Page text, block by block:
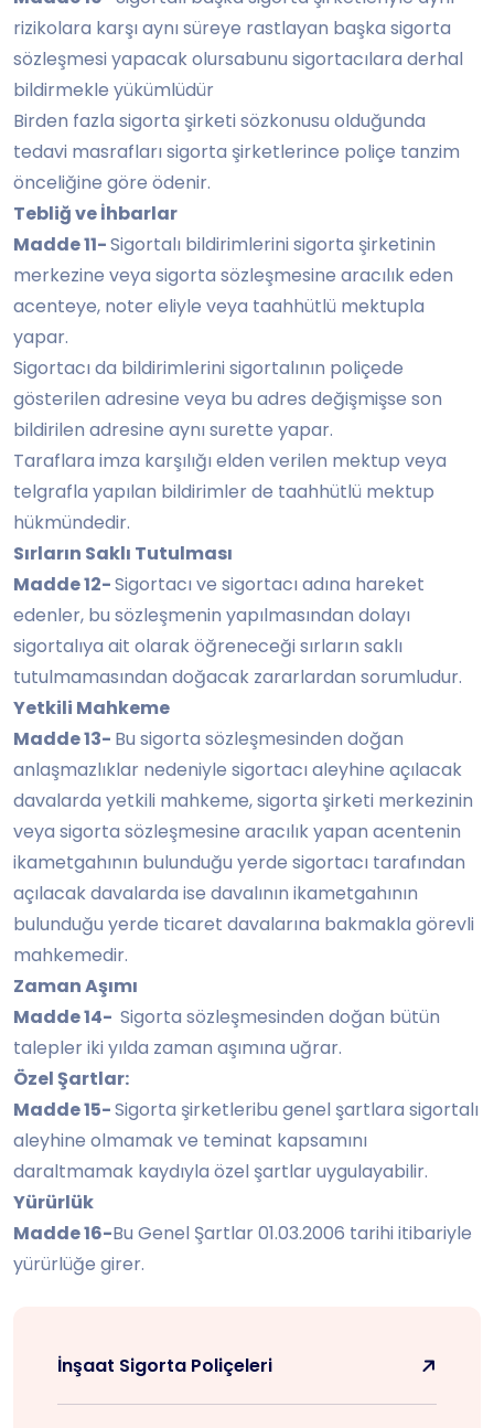
rizikolara karşı aynı süreye rastlayan başka sigorta
sözleşmesi yapacak olursabunu sigortacılara derhal
bildirmekle yükümlüdür
Birden fazla sigorta şirketi sözkonusu olduğunda
tedavi masrafları sigorta şirketlerince poliçe tanzim
önceliğine göre ödenir.
Tebliğ ve İhbarlar
Madde 11-Sigortalı bildirimlerini sigorta şirketinin
merkezine veya sigorta sözleşmesine aracılık eden
acenteye, noter eliyle veya taahhütlü mektupla
yapar.
Sigortacı da bildirimlerini sigortalının poliçede
gösterilen adresine veya bu adres değişmişse son
bildirilen adresine aynı surette yapar.
Taraflara imza karşılığı elden verilen mektup veya
telgrafla yapılan bildirimler de taahhütlü mektup
hükmündedir.
Sırların Saklı Tutulması
Madde 12-Sigortacı ve sigortacı adına hareket
edenler, bu sözleşmenin yapılmasından dolayı
sigortalıya ait olarak öğreneceği sırların saklı
tutulmamasından doğacak zararlardan sorumludur.
Yetkili Mahkeme
Madde 13- Bu sigorta sözleşmesinden doğan
anlaşmazlıklar nedeniyle sigortacı aleyhine açılacak
davalarda yetkili mahkeme, sigorta şirketi merkezinin
veya sigorta sözleşmesine aracılık yapan acentenin
ikametgahının bulunduğu yerde sigortacı tarafından
açılacak davalarda ise davalının ikametgahının
bulunduğu yerde ticaret davalarına bakmakla görevli
mahkemedir.
Zaman Aşımı
Madde 14- Sigorta sözleşmesinden doğan bütün
talepler iki yılda zaman aşımına uğrar.
Özel Şartlar:
Madde 15-Sigorta şirketleribu genel şartlara sigortalı
aleyhine olmamak ve teminat kapsamını
daraltmamak kaydıyla özel şartlar uygulayabilir.
Yürürlük
Madde 16-Bu Genel Şartlar 01.03.2006 tarihi itibariyle
yürürlüğe girer.
İnşaat Sigorta Poliçeleri